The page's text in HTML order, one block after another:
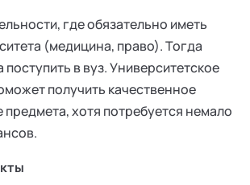
где обязательно иметь
(медицина, право). Тогда
поступить в вуз. Университетское
получить качественное
предмета, хотя потребуется немало